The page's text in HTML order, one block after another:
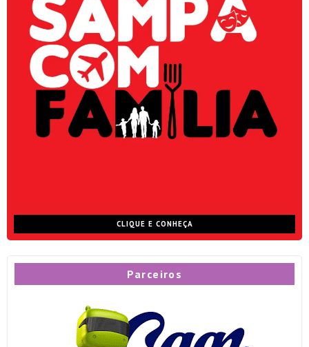
CLIQUE E CONHEÇA
Parceiros